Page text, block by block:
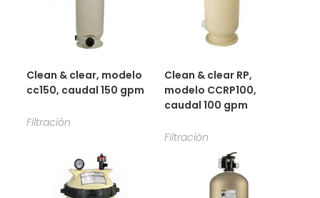
Clean & clear, modelo
cc150, caudal 150 gpm
Filtración
Clean & clear RP,
modelo CCRP100,
caudal 100 gpm
Filtración